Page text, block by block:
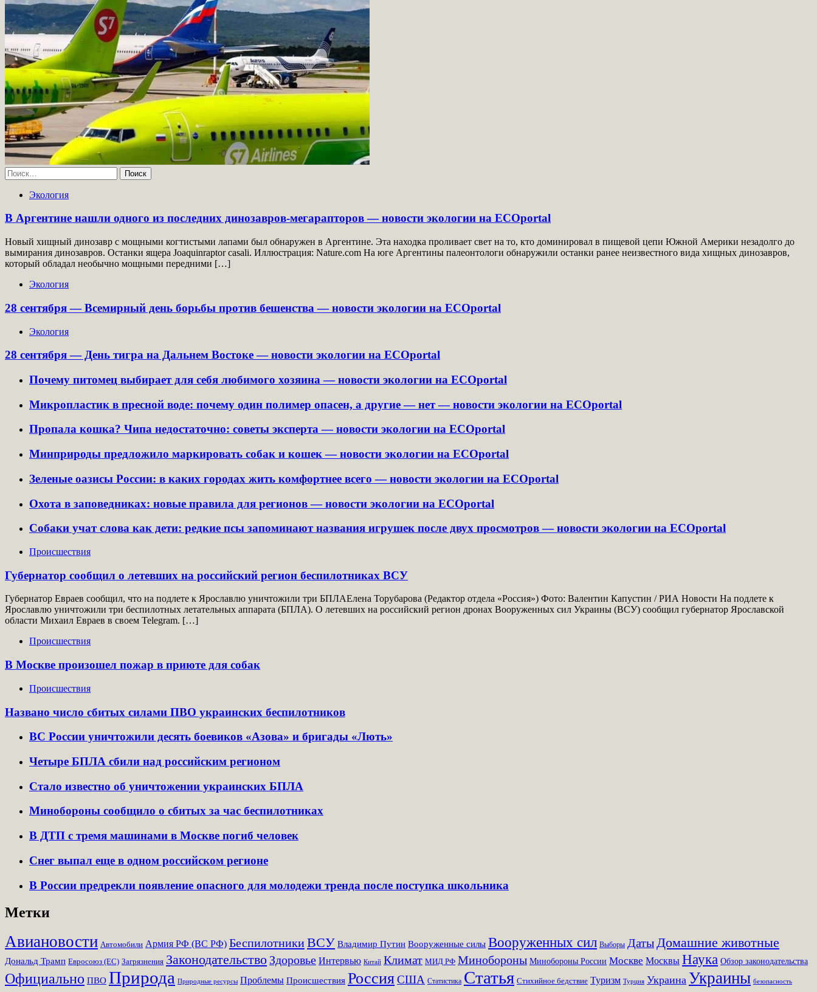
Найти:
Экология
В Аргентине нашли одного из последних динозавров-мегарапторов — новости экологии на ECOportal
Новый хищный динозавр с мощными когтистыми лапами был обнаружен в Аргентине. Эта находка проливает свет на то, кто доминировал в пищевой цепи Южной Америки незадолго до
вымирания динозавров. Останки ящера Joaquinraptor casali. Иллюстрация: Nature.com На юге Аргентины палеонтологи обнаружили останки ранее неизвестного вида хищных динозавров,
который обладал необычно мощными передними […]
Экология
28 сентября — Всемирный день борьбы против бешенства — новости экологии на ECOportal
Экология
28 сентября — День тигра на Дальнем Востоке — новости экологии на ECOportal
Почему питомец выбирает для себя любимого хозяина — новости экологии на ECOportal
Микропластик в пресной воде: почему один полимер опасен, а другие — нет — новости экологии на ECOportal
Пропала кошка? Чипа недостаточно: советы эксперта — новости экологии на ECOportal
Минприроды предложило маркировать собак и кошек — новости экологии на ECOportal
Зеленые оазисы России: в каких городах жить комфортнее всего — новости экологии на ECOportal
Охота в заповедниках: новые правила для регионов — новости экологии на ECOportal
Собаки учат слова как дети: редкие псы запоминают названия игрушек после двух просмотров — новости экологии на ECOportal
Происшествия
Губернатор сообщил о летевших на российский регион беспилотниках ВСУ
Губернатор Евраев сообщил, что на подлете к Ярославлю уничтожили три БПЛАЕлена Торубарова (Редактор отдела «Россия») Фото: Валентин Капустин / РИА Новости На подлете к
Ярославлю уничтожили три беспилотных летательных аппарата (БПЛА). О летевших на российский регион дронах Вооруженных сил Украины (ВСУ) сообщил губернатор Ярославской
области Михаил Евраев в своем Telegram. […]
Происшествия
В Москве произошел пожар в приюте для собак
Происшествия
Названо число сбитых силами ПВО украинских беспилотников
ВС России уничтожили десять боевиков «Азова» и бригады «Лють»
Четыре БПЛА сбили над российским регионом
Стало известно об уничтожении украинских БПЛА
Минобороны сообщило о сбитых за час беспилотниках
В ДТП с тремя машинами в Москве погиб человек
Снег выпал еще в одном российском регионе
В России предрекли появление опасного для молодежи тренда после поступка школьника
Метки
Авиановости Автомобили Армия РФ (ВС РФ) БеспилотникиВСУ Владимир Путин Вооруженные силы Вооруженных сил Выборы ДатыДомашние животные
Дональд Трамп Евросоюз (ЕС) Загрязнения Законодательство Здоровье Интервью Китай Климат МИД РФ Минобороны Минобороны России Москве Москвы Наука Обзор законодательства
Официально ПВО Природа Природные ресурсы Проблемы Происшествия РоссияСША Статистика Статья Стихийное бедствие Туризм Турция Украина Украины безопасность